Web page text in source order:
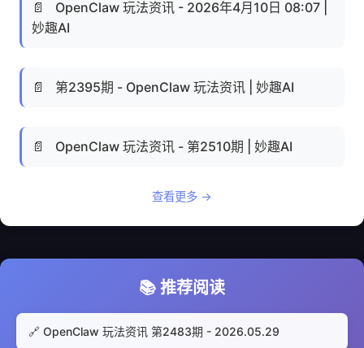
📄
OpenClaw 玩法资讯 - 2026年4月10日 08:07 |
妙趣AI
📄 第2395期 - OpenClaw 玩法资讯 | 妙趣AI
📄 OpenClaw 玩法资讯 - 第2510期 | 妙趣AI
查看更多 →
📚 推荐阅读
🔗 OpenClaw 玩法资讯 第2483期 - 2026.05.29